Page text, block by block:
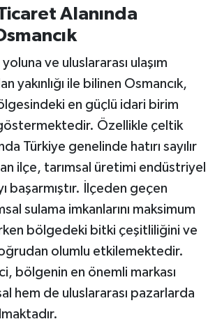
Alanında
ve uluslararası ulaşım
yakınlığı ile bilinen Osmancık,
en güçlü idari birim
Özellikle çeltik
Türkiye genelinde hatırı sayılır
ilçe, tarımsal üretimi endüstriyel
başarmıştır. İlçeden geçen
sulama imkanlarını maksimum
bölgedeki bitki çeşitliliğini ve
olumlu etkilemektedir.
bölgenin en önemli markası
hem de uluslararası pazarlarda